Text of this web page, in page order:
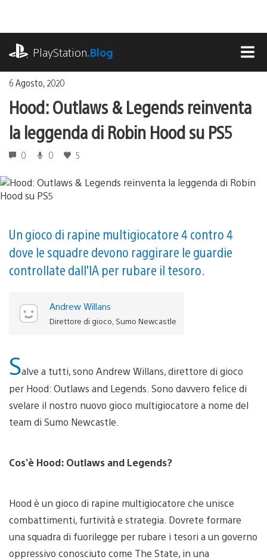
contenuto
PlayStation.Blog
6 Agosto, 2020
Hood: Outlaws & Legends reinventa
la leggenda di Robin Hood su PS5
0 0 5
Un gioco di rapine multigiocatore 4 contro 4
dove le squadre devono raggirare le guardie
controllate dall'IA per rubare il tesoro.
Andrew Willans
Direttore di gioco, Sumo Newcastle
Salve a tutti, sono Andrew Willans, direttore di gioco
per Hood: Outlaws and Legends. Sono davvero felice di
svelare il nostro nuovo gioco multigiocatore a nome del
team di Sumo Newcastle.
Cos’è Hood: Outlaws and Legends?
Hood è un gioco di rapine multigiocatore che unisce
combattimenti, furtività e strategia. Dovrete formare
una squadra di fuorilegge per rubare i tesori a un governo
oppressivo conosciuto come The State, in una